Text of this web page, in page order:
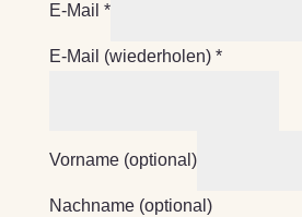
E-Mail *
E-Mail (wiederholen) *
Vorname (optional)
Nachname (optional)